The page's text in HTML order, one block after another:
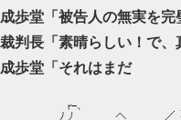
成歩堂「被告人の無実を完
裁判長「素晴らしい！で、
成歩堂「それはまだ